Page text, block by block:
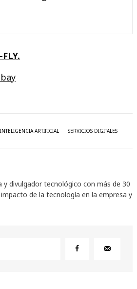
INTELIGENCIA ARTIFICIAL SERVICIOS DIGITALES
y divulgador tecnológico con más de 30
de la tecnología en la empresa y